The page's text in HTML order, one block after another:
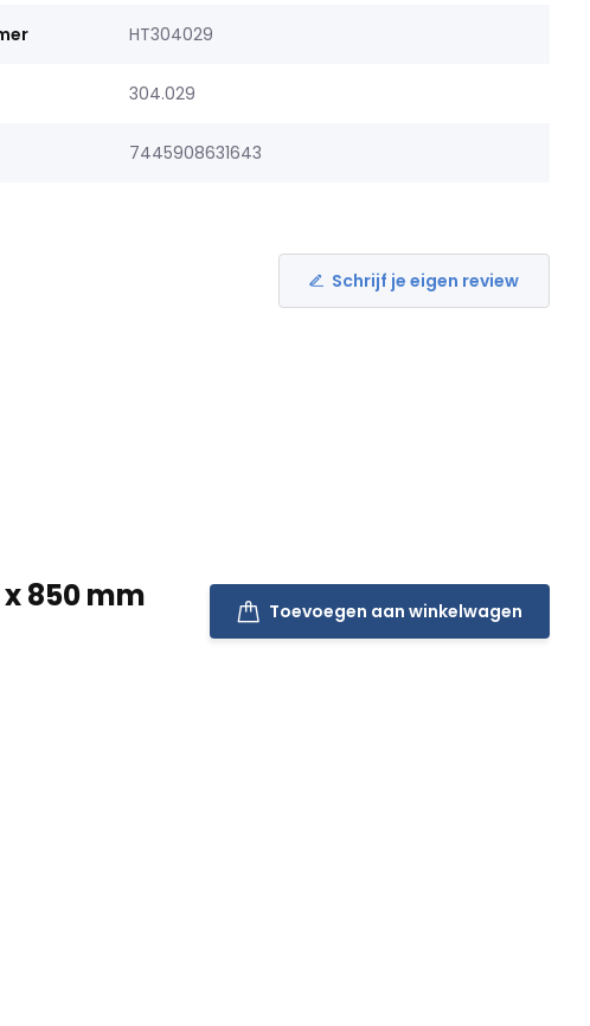
HT304029
304.029
7445908631643
Schrijf je eigen review
850 mm Toevoegen aan winkelwagen